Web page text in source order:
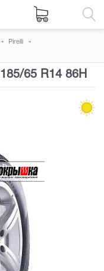
Pirelli
185/65 R14 86H